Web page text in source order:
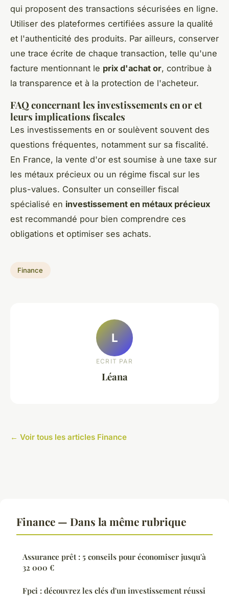
qui proposent des transactions sécurisées en ligne.
Utiliser des plateformes certifiées assure la qualité
et l'authenticité des produits. Par ailleurs, conserver
une trace écrite de chaque transaction, telle qu'une
facture mentionnant le prix d'achat or, contribue à
la transparence et à la protection de l'acheteur.
FAQ concernant les investissements en or et
leurs implications fiscales
Les investissements en or soulèvent souvent des
questions fréquentes, notamment sur sa fiscalité.
En France, la vente d'or est soumise à une taxe sur
les métaux précieux ou un régime fiscal sur les
plus-values. Consulter un conseiller fiscal
spécialisé en investissement en métaux précieux
est recommandé pour bien comprendre ces
obligations et optimiser ses achats.
Finance
L
ECRIT PAR
Léana
← Voir tous les articles Finance
Finance — Dans la même rubrique
Assurance prêt : 5 conseils pour économiser jusqu'à
32 000 €
Fpci : découvrez les clés d'un investissement réussi